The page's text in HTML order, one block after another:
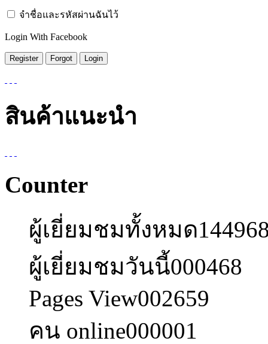
จำชื่อและรหัสผ่านฉันไว้
Login With Facebook
สินค้าแนะนำ
Counter
ผู้เยี่ยมชมทั้งหมด
ผู้เยี่ยมชมวันนี้000468
Pages View002659
คน online000001